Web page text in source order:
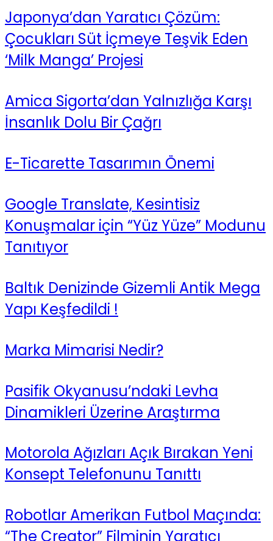
Japonya’dan Yaratıcı Çözüm:
Çocukları Süt İçmeye Teşvik Eden
‘Milk Manga’ Projesi
Amica Sigorta’dan Yalnızlığa Karşı
İnsanlık Dolu Bir Çağrı
E-Ticarette Tasarımın Önemi
Google Translate, Kesintisiz
Konuşmalar için “Yüz Yüze” Modunu
Tanıtıyor
Baltık Denizinde Gizemli Antik Mega
Yapı Keşfedildi !
Marka Mimarisi Nedir?
Pasifik Okyanusu’ndaki Levha
Dinamikleri Üzerine Araştırma
Motorola Ağızları Açık Bırakan Yeni
Konsept Telefonunu Tanıttı
Robotlar Amerikan Futbol Maçında:
“The Creator” Filminin Yaratıcı